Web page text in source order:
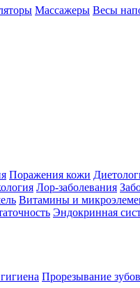
Массажеры Весы
Поражения кожи
Лор-заболевания
Витамины и
Эндокринная
Прорезывание зубов